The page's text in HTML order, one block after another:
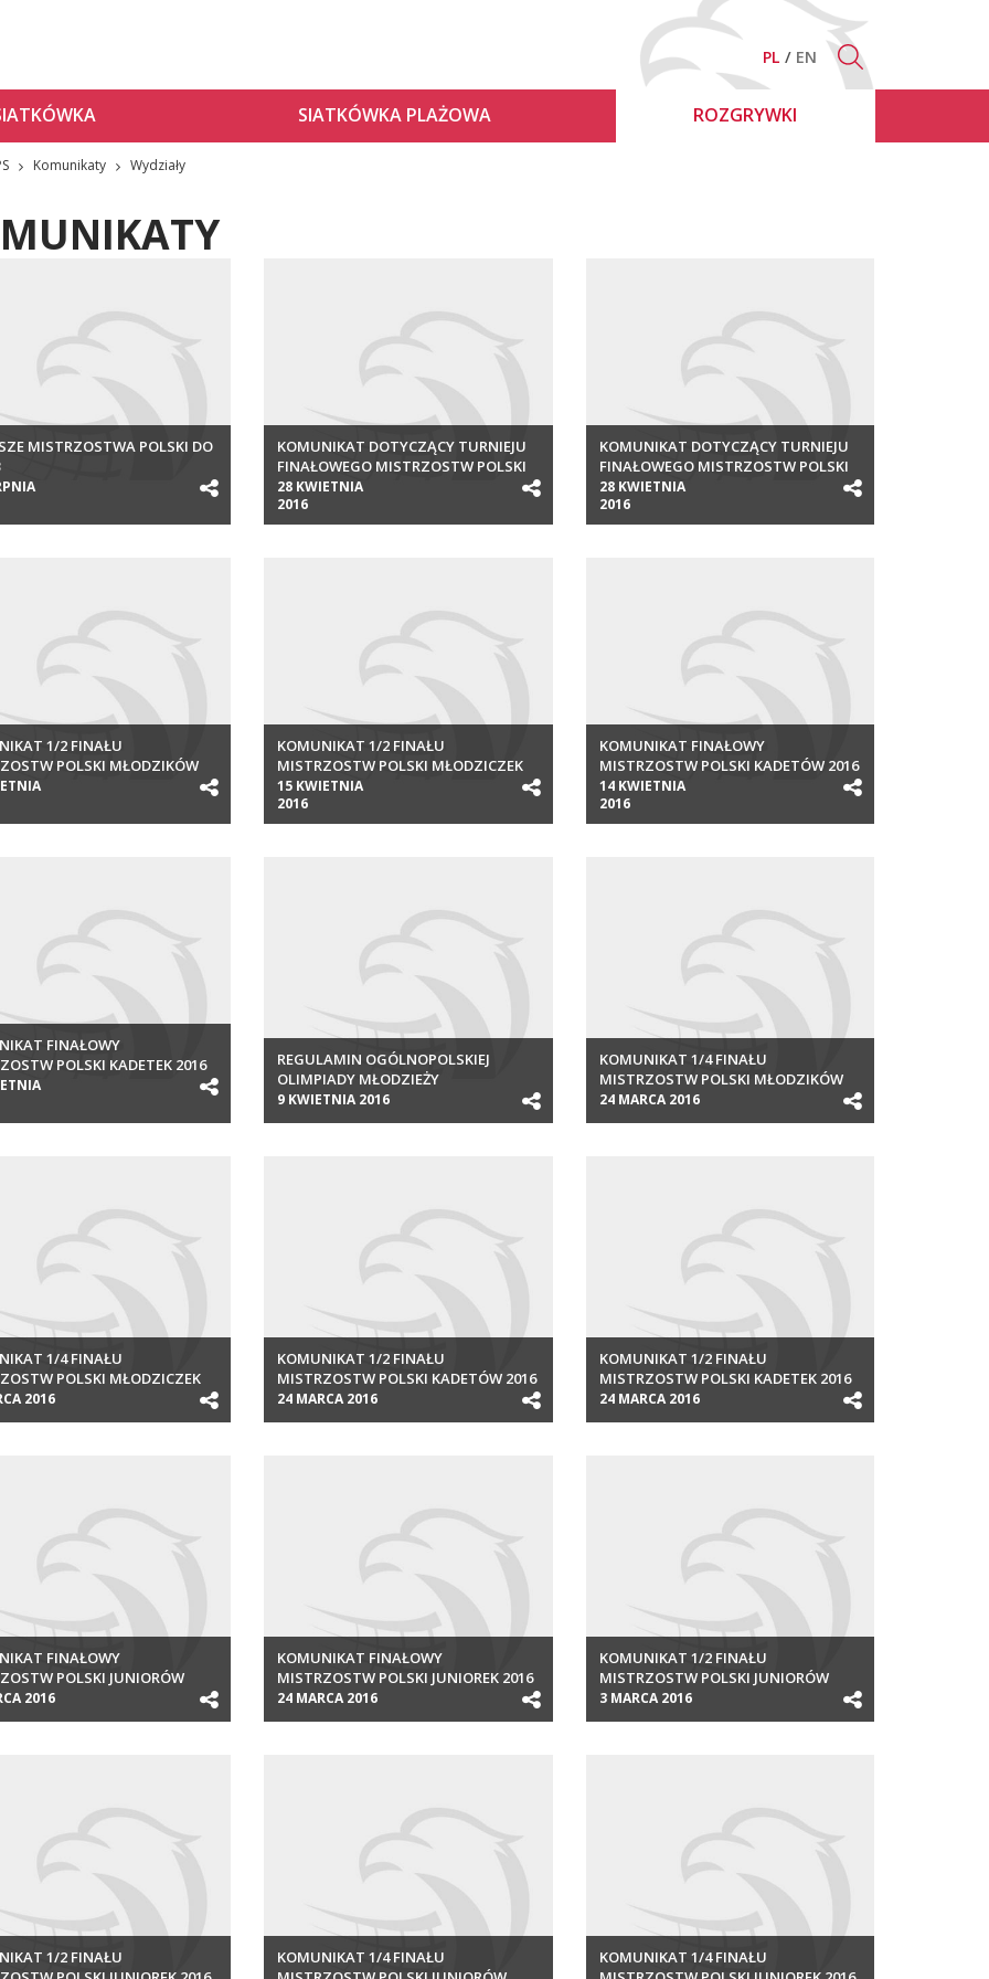
PL EN
SIATKÓWKA PLAŻOWA ROZGRYWKI
Komunikaty Wydziały
MISTRZOSTWA POLSKI DO
KOMUNIKAT DOTYCZĄCY TURNIEJU
FINAŁOWEGO MISTRZOSTW POLSKI
MŁODZICZEK 2016
28 KWIETNIA
2016
KOMUNIKAT DOTYCZĄCY TURNIEJU
FINAŁOWEGO MISTRZOSTW POLSKI
MŁODZIKÓW 2016
28 KWIETNIA
2016
1/2 FINAŁU
POLSKI MŁODZIKÓW
KOMUNIKAT 1/2 FINAŁU
MISTRZOSTW POLSKI MŁODZICZEK
2016
15 KWIETNIA
2016
KOMUNIKAT FINAŁOWY
MISTRZOSTW POLSKI KADETÓW 2016
14 KWIETNIA
2016
FINAŁOWY
POLSKI KADETEK 2016
REGULAMIN OGÓLNOPOLSKIEJ
OLIMPIADY MŁODZIEŻY
9 KWIETNIA 2016
KOMUNIKAT 1/4 FINAŁU
MISTRZOSTW POLSKI MŁODZIKÓW
2016
24 MARCA 2016
1/4 FINAŁU
POLSKI MŁODZICZEK
2016
KOMUNIKAT 1/2 FINAŁU
MISTRZOSTW POLSKI KADETÓW 2016
24 MARCA 2016
KOMUNIKAT 1/2 FINAŁU
MISTRZOSTW POLSKI KADETEK 2016
24 MARCA 2016
FINAŁOWY
POLSKI JUNIORÓW
2016
KOMUNIKAT FINAŁOWY
MISTRZOSTW POLSKI JUNIOREK 2016
24 MARCA 2016
KOMUNIKAT 1/2 FINAŁU
MISTRZOSTW POLSKI JUNIORÓW
2016
3 MARCA 2016
1/2 FINAŁU
KOMUNIKAT 1/4 FINAŁU
KOMUNIKAT 1/4 FINAŁU